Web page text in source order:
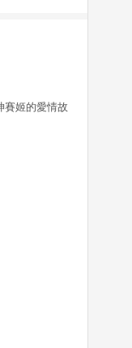
姬的愛情故